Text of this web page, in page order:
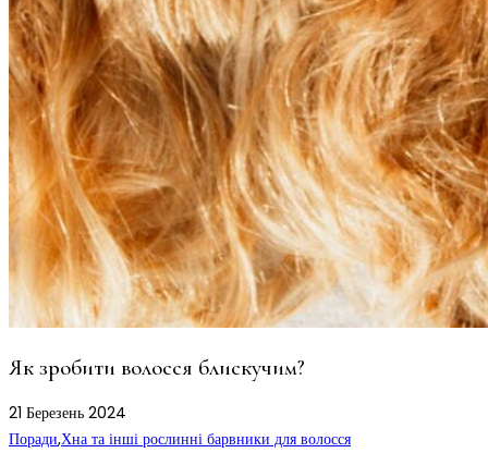
Як зробити волосся блискучим?
21 Березень 2024
Поради,Хна та інші рослинні барвники для волосся